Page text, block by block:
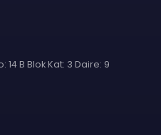
14 B Blok Kat: 3 Daire: 9